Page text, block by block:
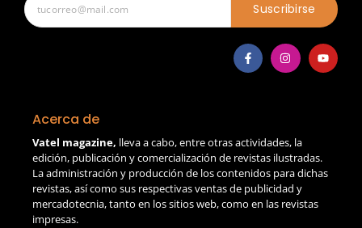
Suscribirse
Acerca de
Vatel magazine, lleva a cabo, entre otras actividades, la
edición, publicación y comercialización de revistas ilustradas.
La administración y producción de los contenidos para dichas
revistas, así como sus respectivas ventas de publicidad y
mercadotecnia, tanto en los sitios web, como en las revistas
impresas.